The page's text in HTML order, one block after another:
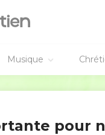
Musique
des Philistins avant
pousseront des
pour